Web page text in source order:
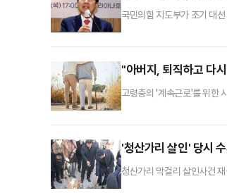
국민의힘 지도부가 조기 대
구도로 몰아간다는 지적이
"아버지, 퇴직하고 다
고령층의 '계속근로'를 위한
로 고심하고 있는 분위기다
'청산가리 살인' 당시
청산가리 막걸리 살인사건